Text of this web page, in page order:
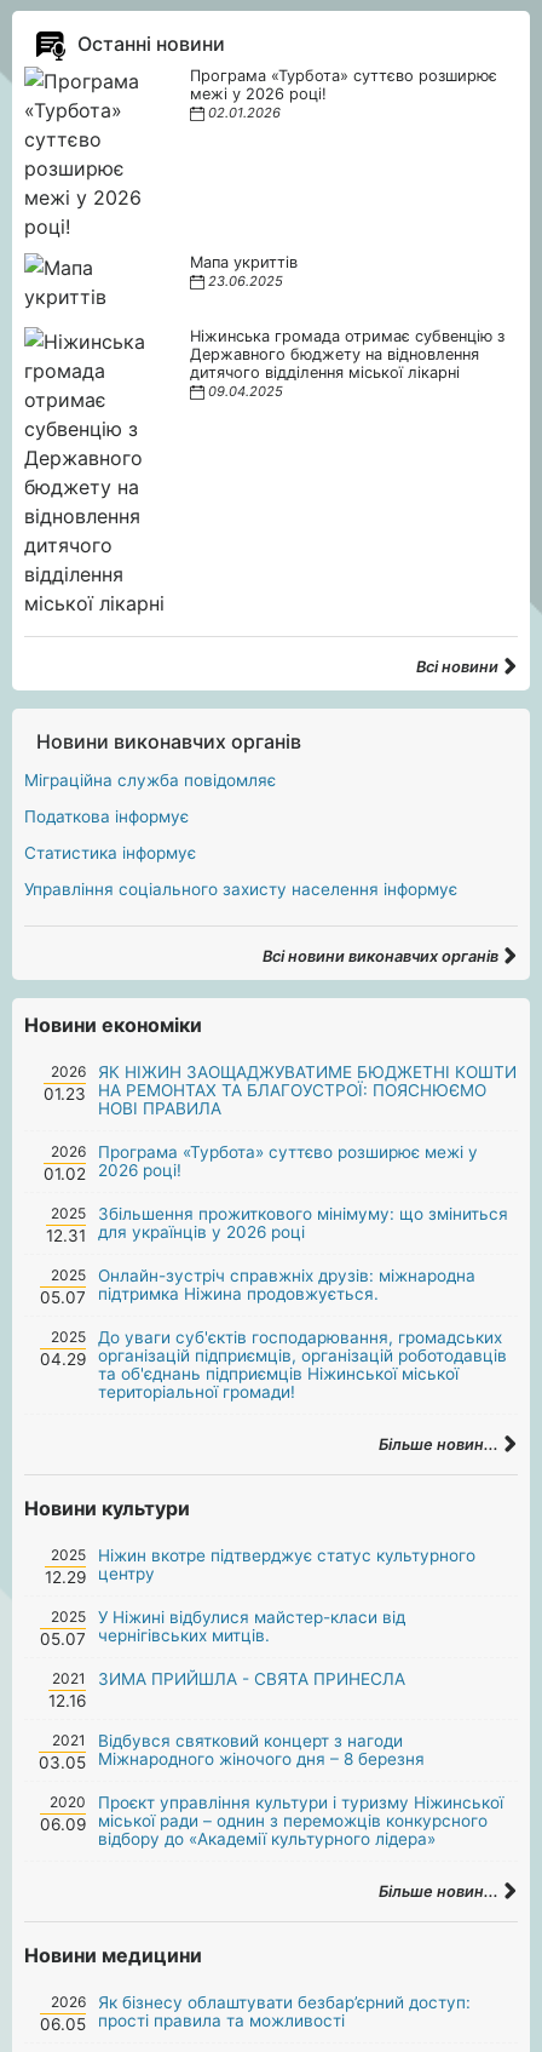
Останні новини
Програма «Турбота» суттєво розширює
межі у 2026 році!
02.01.2026
Мапа укриттів
23.06.2025
Ніжинська громада отримає субвенцію з
Державного бюджету на відновлення
дитячого відділення міської лікарні
09.04.2025
Всі новини
Новини виконавчих органів
Міграційна служба повідомляє
Податкова інформує
Статистика інформує
Управління соціального захисту населення інформує
Всі новини виконавчих органів
Новини економіки
2026
01.23
ЯК НІЖИН ЗАОЩАДЖУВАТИМЕ БЮДЖЕТНІ КОШТИ
НА РЕМОНТАХ ТА БЛАГОУСТРОЇ: ПОЯСНЮЄМО
НОВІ ПРАВИЛА
2026
01.02
Програма «Турбота» суттєво розширює межі у
2026 році!
2025
12.31
Збільшення прожиткового мінімуму: що зміниться
для українців у 2026 році
2025
05.07
Онлайн-зустріч справжніх друзів: міжнародна
підтримка Ніжина продовжується.
2025
04.29
До уваги суб'єктів господарювання, громадських
організацій підприємців, організацій роботодавців
та об'єднань підприємців Ніжинської міської
територіальної громади!
Більше новин...
Новини культури
2025
12.29
Ніжин вкотре підтверджує статус культурного
центру
2025
05.07
У Ніжині відбулися майстер-класи від
чернігівських митців.
2021
12.16
ЗИМА ПРИЙШЛА - СВЯТА ПРИНЕСЛА
2021
03.05
Відбувся святковий концерт з нагоди
Міжнародного жіночого дня – 8 березня
2020
06.09
Проєкт управління культури і туризму Ніжинської
міської ради – однин з переможців конкурсного
відбору до «Академії культурного лідера»
Більше новин...
Новини медицини
2026
06.05
Як бізнесу облаштувати безбар’єрний доступ:
прості правила та можливості